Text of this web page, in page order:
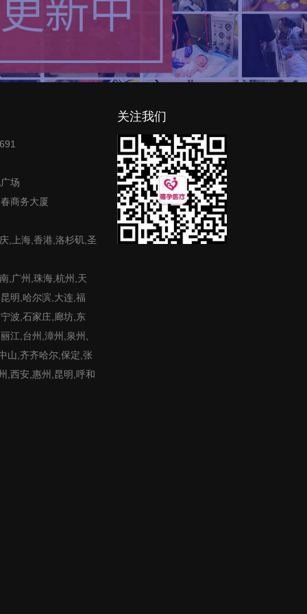
场
商务大厦
,上海,香港,洛杉矶,圣
,广州,珠海,杭州,天
明,哈尔滨,大连,福
波,石家庄,廊坊,东
江,台州,漳州,泉州,
山,齐齐哈尔,保定,张
,西安,惠州,昆明,呼和
关注我们